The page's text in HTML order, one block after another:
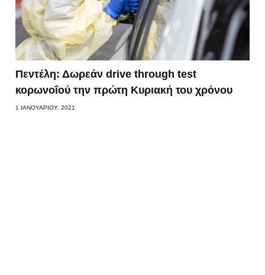
Πεντέλη: Δωρεάν drive through test
κορωνοΐού την πρώτη Κυριακή του χρόνου
1 ΙΑΝΟΥΑΡΊΟΥ, 2021